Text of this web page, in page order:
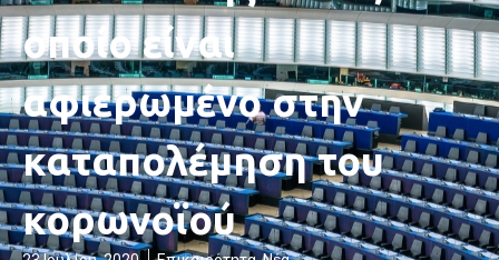
οποίο είναι
αφιερωμένο στην
καταπολέμηση του
κορωνοϊού